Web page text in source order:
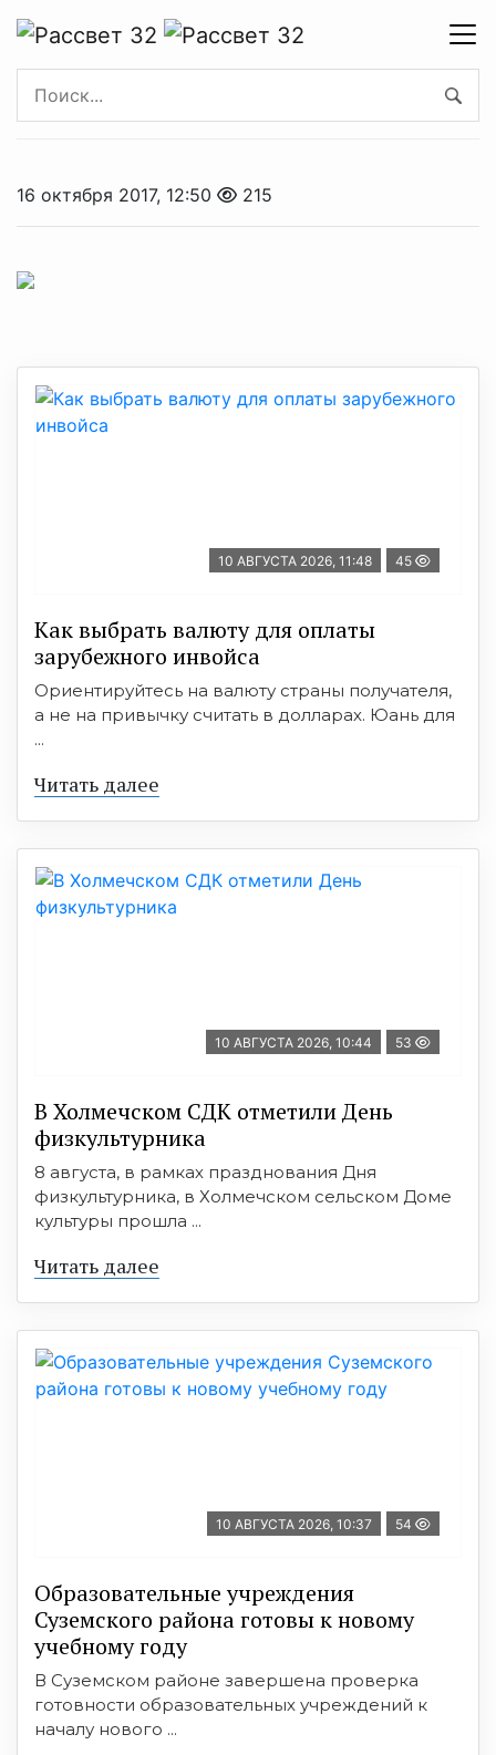
16 октября 2017, 12:50 215
10 АВГУСТА 2026, 11:48 45
Как выбрать валюту для оплаты
зарубежного инвойса
Ориентируйтесь на валюту страны получателя,
а не на привычку считать в долларах. Юань для
...
Читать далее
10 АВГУСТА 2026, 10:44 53
В Холмечском СДК отметили День
физкультурника
8 августа, в рамках празднования Дня
физкультурника, в Холмечском сельском Доме
культуры прошла ...
Читать далее
10 АВГУСТА 2026, 10:37 54
Образовательные учреждения
Суземского района готовы к новому
учебному году
В Суземском районе завершена проверка
готовности образовательных учреждений к
началу нового ...